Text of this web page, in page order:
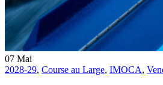
07 Mai
2028-29, Course au Large, IMOCA,